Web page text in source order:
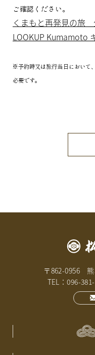
ご確認ください。
くまもと再発見の旅
LOOKUP Kumamoto
※予約時又は旅行当日において
必要です。
〒862-0956 熊
TEL：096-